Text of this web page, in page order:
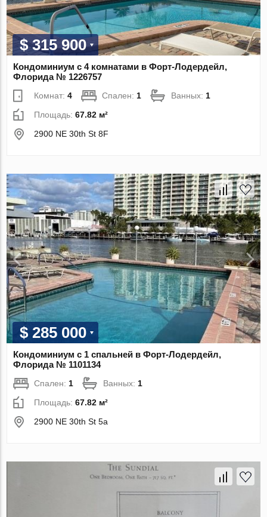
$ 315 900
Кондоминиум с 4 комнатами в Форт-Лодердейл,
Флорида № 1226757
Комнат:4 Спален:1 Ванных:1
Площадь:67.82 м²
2900 NE 30th St 8F
$ 285 000
Кондоминиум с 1 спальней в Форт-Лодердейл,
Флорида № 1101134
Спален: 1 Ванных: 1
Площадь:67.82 м²
2900 NE 30th St 5a